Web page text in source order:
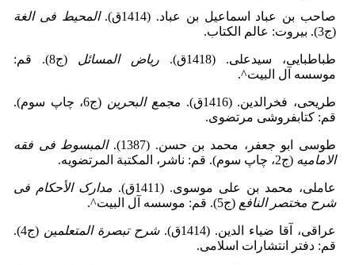
صاحب بن عباد اسماعیل بن عباد. (1414ق).
المحیط فی الغة
(ج3). ‌بیروت: عالم الکتاب.
طباطبایی، سیدعلی‌. (1418‌ق). ریاض المسائل
(ج8). قم:
موسسه آل البیت^.
طریحی، فخرالدین‌. (1416ق). مجمع البحرین
(ج6‌، چاپ سوم).
قم: کتابفروشی مرتضوی.
طوسی ابو جعفر، محمد بن حسن‌. (1387‌).
المبسوط فی فقه
الامامیه (ج2‌، چاپ سوم). قم: ناشر، المکتبة المرتضویه.
عاملی، محمد بن علی موسوی‌. (1411ق).
مدارک الأحکام فی
شرح مختصر النافع (ج5). قم: موسسه آل البیت^.
عراقی، آقا ضیاء الدین‌. (1414ق). شرح تبصرة المتعلمین
(ج4).
قم: دفتر انتشارات اسلامی.